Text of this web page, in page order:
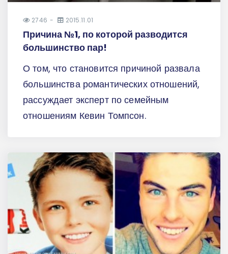
2746 2015.11.01
Причина №1, по которой разводится
большинство пар!
О том, что становится причиной развала
большинства романтических отношений,
рассуждает эксперт по семейным
отношениям Кевин Томпсон.